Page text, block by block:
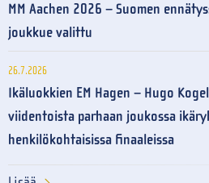
MM Aachen 2026 – Suomen
joukkue valittu
26.7.2026
Ikäluokkien EM Hagen – Hugo
viidentoista parhaan joukossa
henkilökohtaisissa finaaleissa